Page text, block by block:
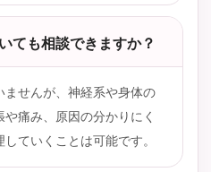
ても相談できますか？
せんが、神経系や身体の
痛み、原因の分かりにく
ていくことは可能です。